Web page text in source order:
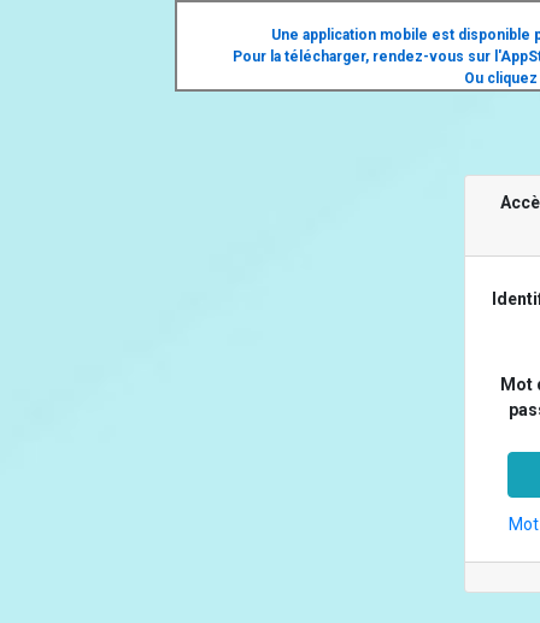
Une application mobile est
Pour la télécharger, rendez-vous sur
Ou
Mot